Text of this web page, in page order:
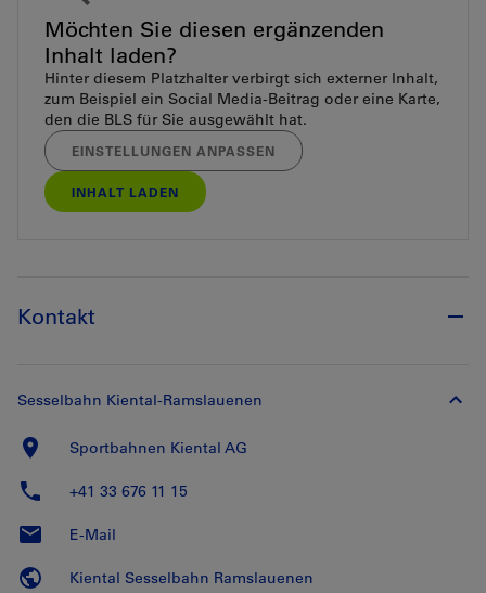
Möchten Sie diesen ergänzenden
Inhalt laden?
Hinter diesem Platzhalter verbirgt sich externer Inhalt,
zum Beispiel ein Social Media-Beitrag oder eine Karte,
den die BLS für Sie ausgewählt hat.
EINSTELLUNGEN ANPASSEN
INHALT LADEN
Kontakt
Sesselbahn Kiental-Ramslauenen
Sportbahnen Kiental AG
+41 33 676 11 15
E-Mail
Kiental Sesselbahn Ramslauenen